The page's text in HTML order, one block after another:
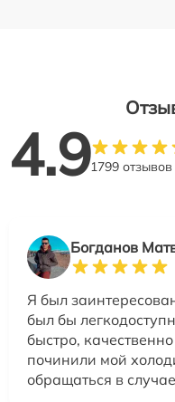
4.91799 отзывов
Богданов
Я был
был бы
быстро,
починили мой
обращаться в